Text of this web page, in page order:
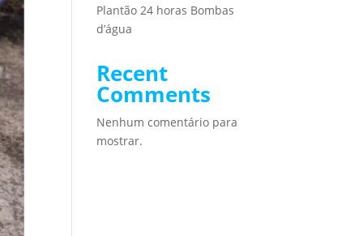
Plantão 24 horas Bombas
d’água
Recent
Comments
Nenhum comentário para
mostrar.